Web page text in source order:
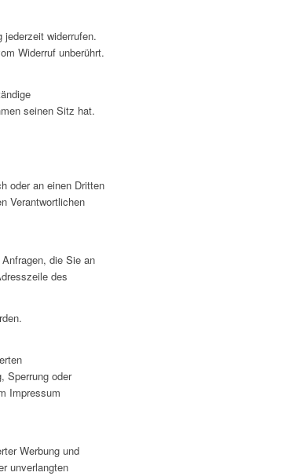
widerrufen.
Widerruf unberührt.
seinen Sitz hat.
oder an einen Dritten
Verantwortlichen
die Sie an
des
Sperrung oder
Impressum
Werbung und
unverlangten